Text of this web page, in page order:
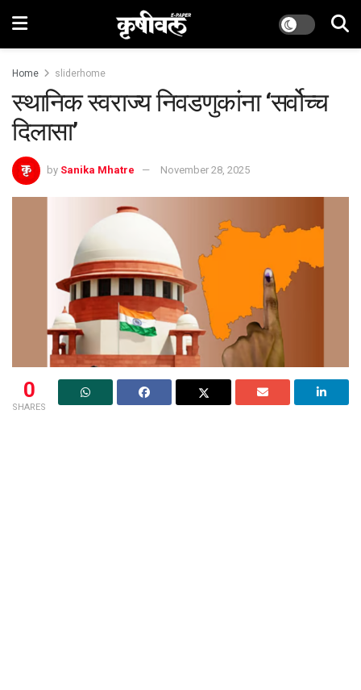
Home sliderhome
स्थानिक स्वराज्य निवडणुकांना ‘सर्वोच्च
दिलासा’
by Sanika Mhatre November 28, 2025
0
SHARES